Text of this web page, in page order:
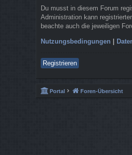
Du musst in diesem Forum
Administration kann
beachte auch die jeweiligen
Nutzungsbedingungen |
Registrieren
Portal Foren-Übersicht